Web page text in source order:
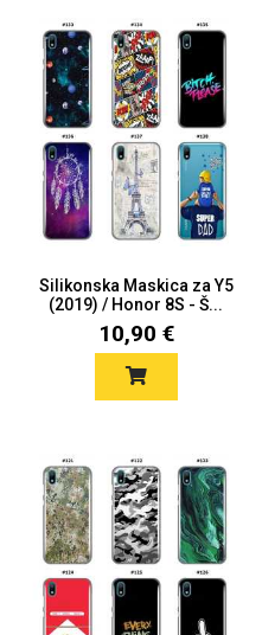
Silikonska Maskica za Y5
(2019) / Honor 8S - Š...
10,90 €
Sportski motivi
Mix